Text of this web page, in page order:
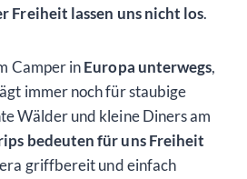
Freiheit lassen uns nicht los.
Camper inEuropa unterwegs,
immer noch für staubige
Wälder und kleine Diners am
bedeuten für uns Freiheit
griffbereit und einfach